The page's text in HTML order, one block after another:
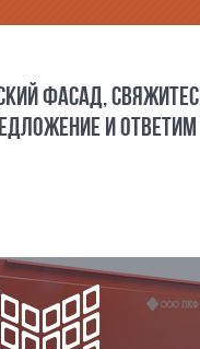
ФАСАД,
И ОТВЕТИМ